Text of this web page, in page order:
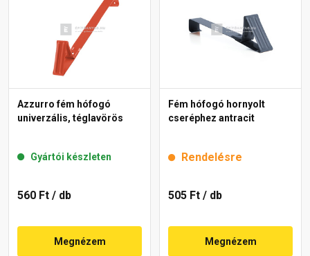
Azzurro fém hófogó
univerzális, téglavörös
Gyártói készleten
560 Ft / db
Megnézem
Fém hófogó hornyolt
cseréphez antracit
Rendelésre
505 Ft / db
Megnézem